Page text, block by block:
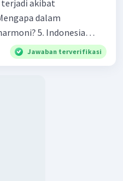
Indonesia
dilihat dari agama, suku,
apa yang dapat
Jawaban terverifikasi